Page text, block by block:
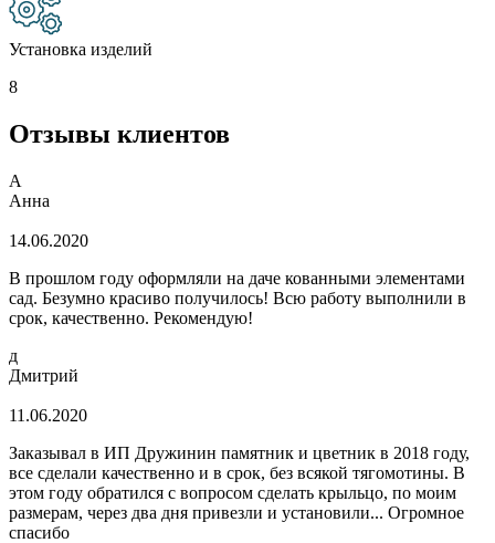
Установка изделий
8
Отзывы клиентов
А
Анна
14.06.2020
В прошлом году оформляли на даче кованными элементами
сад. Безумно красиво получилось! Всю работу выполнили в
срок, качественно. Рекомендую!
д
Дмитрий
11.06.2020
Заказывал в ИП Дружинин памятник и цветник в 2018 году,
все сделали качественно и в срок, без всякой тягомотины. В
этом году обратился с вопросом сделать крыльцо, по моим
размерам, через два дня привезли и установили... Огромное
спасибо